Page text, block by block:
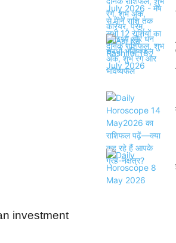
investment